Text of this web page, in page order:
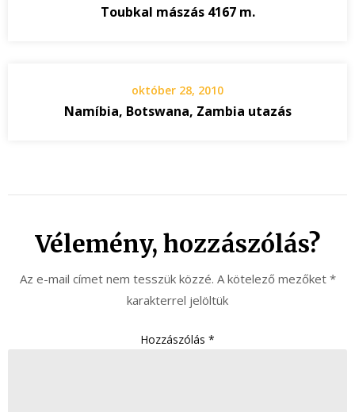
Toubkal mászás 4167 m.
október 28, 2010
Namíbia, Botswana, Zambia utazás
Vélemény, hozzászólás?
Az e-mail címet nem tesszük közzé. A kötelező mezőket *
karakterrel jelöltük
Hozzászólás *